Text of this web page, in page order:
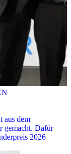
aus dem
gemacht. Dafür
2026